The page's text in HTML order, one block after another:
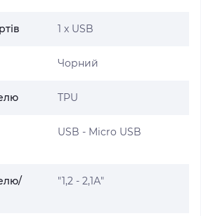
1 x USB
Чорний
TPU
USB - Micro USB
"1,2 - 2,1А"